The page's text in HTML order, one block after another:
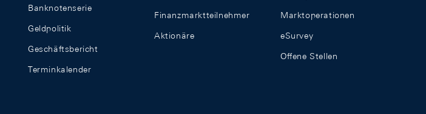
Banknotenserie
Geldpolitik
Geschäftsbericht
Terminkalender
Finanzmarktteilnehmer
Aktionäre
Marktoperationen
eSurvey
Offene Stellen